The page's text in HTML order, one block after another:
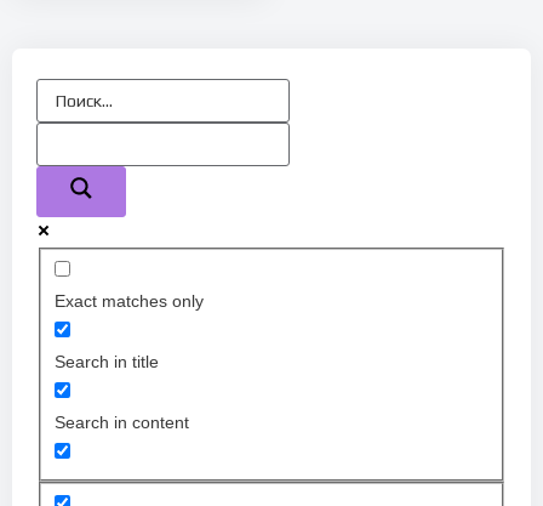
Exact matches only
Search in title
Search in content